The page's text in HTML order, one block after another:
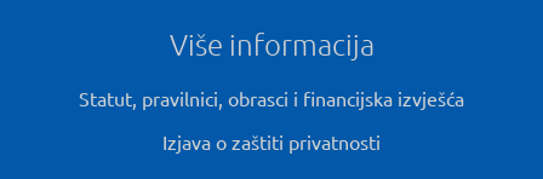
Više informacija
Statut, pravilnici, obrasci i financijska izvješća
Izjava o zaštiti privatnosti